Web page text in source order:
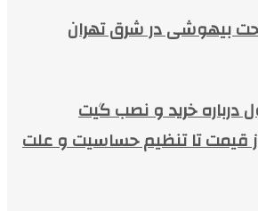
بیهوشی در شرق تهران
درباره خرید و نصب گیت
قیمت تا تنظیم حساسیت و علت